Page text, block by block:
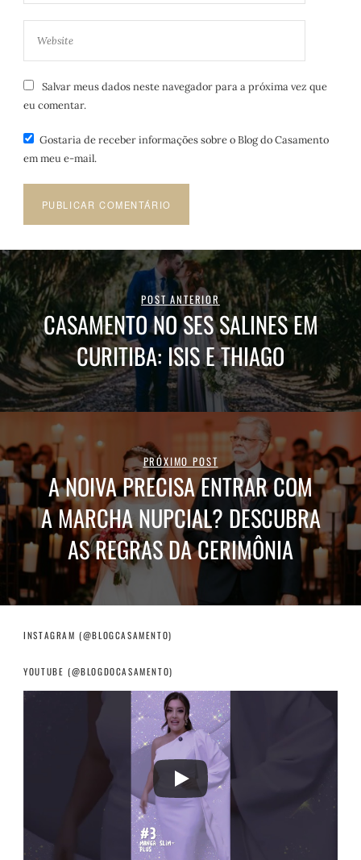
Salvar meus dados neste navegador para a próxima vez que
eu comentar.
Gostaria de receber informações sobre o Blog do Casamento
em meu e-mail.
POST ANTERIOR
CASAMENTO NO SES SALINES EM
CURITIBA: ISIS E THIAGO
PRÓXIMO POST
A NOIVA PRECISA ENTRAR COM
A MARCHA NUPCIAL? DESCUBRA
AS REGRAS DA CERIMÔNIA
INSTAGRAM (@BLOGCASAMENTO)
YOUTUBE (@BLOGDOCASAMENTO)